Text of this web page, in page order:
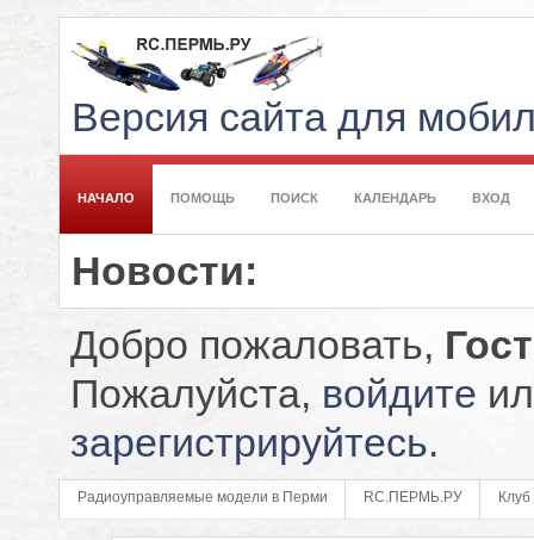
Версия сайта для
НАЧАЛО ПОМОЩЬ ПОИСК КАЛЕНДАРЬ ВХОД
Новости:
Добро пожаловать,
Пожалуйста, войдите
зарегистрируйтесь.
Радиоуправляемые модели в Перми RC.ПЕРМЬ.РУ Клуб